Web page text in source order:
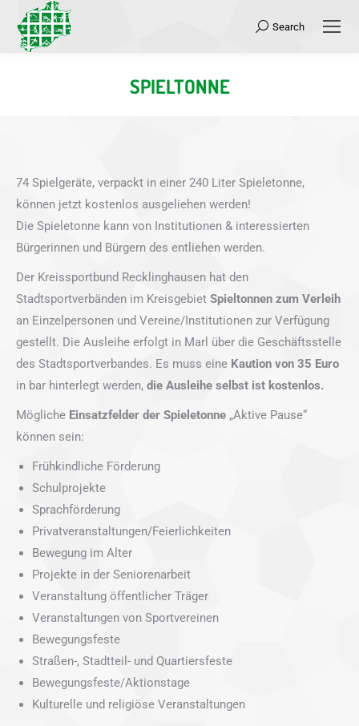
Search:
Search
SPIELTONNE
74 Spielgeräte, verpackt in einer 240 Liter Spieletonne,
können jetzt kostenlos ausgeliehen werden!
Die Spieletonne kann von Institutionen & interessierten
Bürgerinnen und Bürgern des entliehen werden.
Der Kreissportbund Recklinghausen hat den
Stadtsportverbänden im Kreisgebiet Spieltonnen zum Verleih
an Einzelpersonen und Vereine/Institutionen zur Verfügung
gestellt. Die Ausleihe erfolgt in Marl über die Geschäftsstelle
des Stadtsportverbandes. Es muss eine Kaution von 35 Euro
in bar hinterlegt werden, die Ausleihe selbst ist kostenlos.
Mögliche Einsatzfelder der Spieletonne „Aktive Pause“
können sein:
Frühkindliche Förderung
Schulprojekte
Sprachförderung
Privatveranstaltungen/Feierlichkeiten
Bewegung im Alter
Projekte in der Seniorenarbeit
Veranstaltung öffentlicher Träger
Veranstaltungen von Sportvereinen
Bewegungsfeste
Straßen-, Stadtteil- und Quartiersfeste
Bewegungsfeste/Aktionstage
Kulturelle und religiöse Veranstaltungen